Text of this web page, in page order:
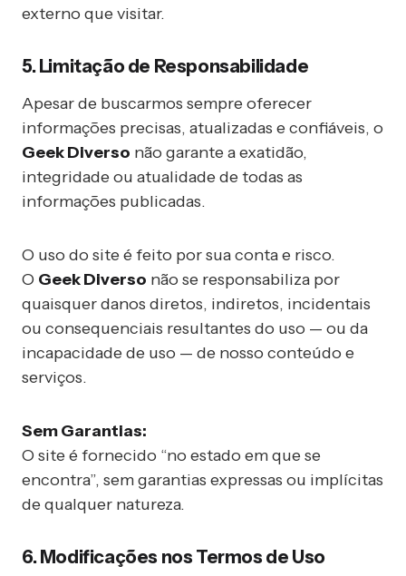
externo que visitar.
5. Limitação de Responsabilidade
Apesar de buscarmos sempre oferecer
informações precisas, atualizadas e confiáveis, o
Geek Diverso não garante a exatidão,
integridade ou atualidade de todas as
informações publicadas.
O uso do site é feito por sua conta e risco.
O Geek Diverso não se responsabiliza por
quaisquer danos diretos, indiretos, incidentais
ou consequenciais resultantes do uso — ou da
incapacidade de uso — de nosso conteúdo e
serviços.
Sem Garantias:
O site é fornecido “no estado em que se
encontra”, sem garantias expressas ou implícitas
de qualquer natureza.
6. Modificações nos Termos de Uso